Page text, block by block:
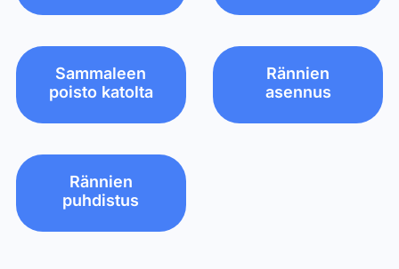
Sammaleen
poisto katolta
Rännien
asennus
Rännien
puhdistus